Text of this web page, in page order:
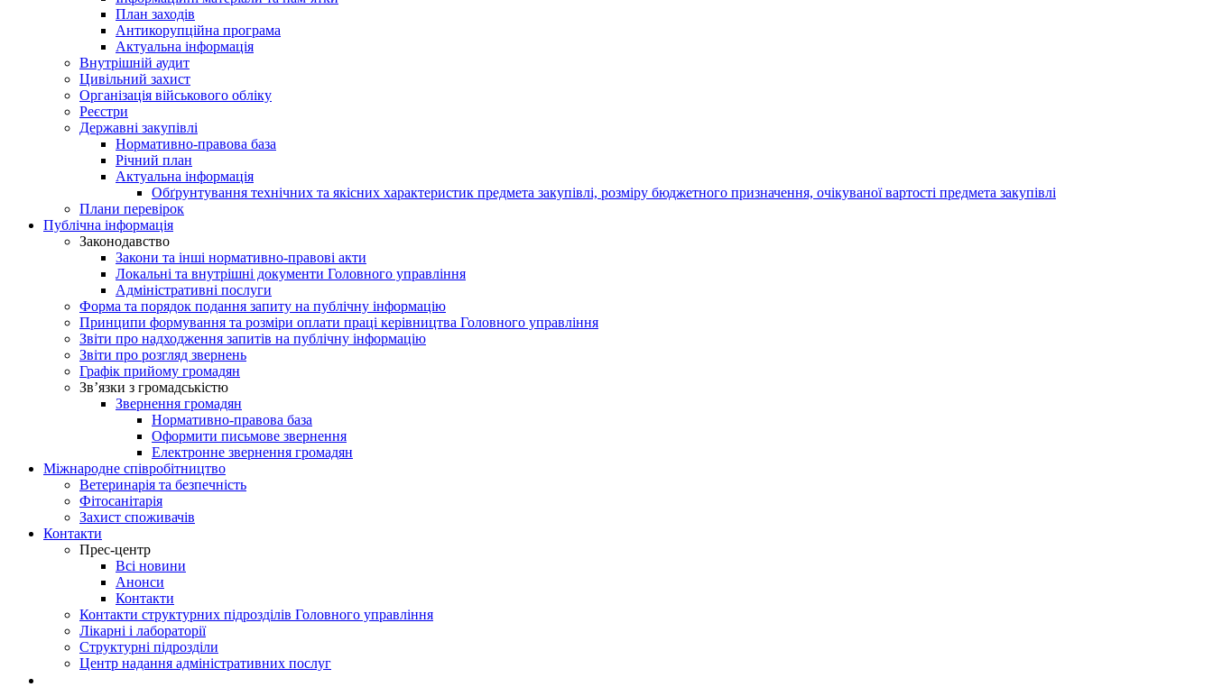
План заходів
Антикорупційна програма
Актуальна інформація
Внутрішній аудит
Цивільний захист
Організація військового обліку
Реєстри
Державні закупівлі
Нормативно-правова база
Річний план
Актуальна інформація
Обґрунтування технічних та якісних характеристик предмета закупівлі, розміру бюджетного призначення, очікуваної вартості предмета закупівлі
Плани перевірок
Публічна інформація
Законодавство
Закони та інші нормативно-правові акти
Локальні та внутрішні документи Головного управління
Адміністративні послуги
Форма та порядок подання запиту на публічну інформацію
Принципи формування та розміри оплати праці керівництва Головного управління
Звіти про надходження запитів на публічну інформацію
Звіти про розгляд звернень
Графік прийому громадян
Зв’язки з громадськістю
Звернення громадян
Нормативно-правова база
Оформити письмове звернення
Електронне звернення громадян
Міжнародне співробітництво
Ветеринарія та безпечність
Фітосанітарія
Захист споживачів
Контакти
Прес-центр
Всі новини
Анонси
Контакти
Контакти структурних підрозділів Головного управління
Лікарні і лабораторії
Структурні підрозділи
Центр надання адміністративних послуг